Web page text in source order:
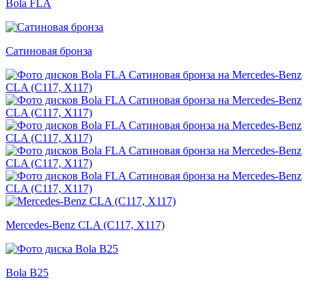
Bola FLA
Сатиновая бронза
Mercedes-Benz CLA (C117, X117)
Bola B25